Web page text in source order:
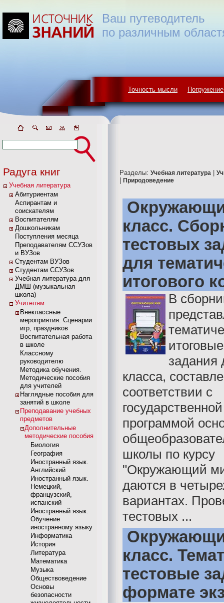
Точность мысли Погружение
Ваш путеводитель
по различным
Радуга книг
Учебная литература
Абитуриентам
Аспирантам и
соискателям
Воспитателям
Дошкольникам
Поступления месяца
Преподавателям ССУЗов
и ВУЗов
Студентам ВУЗов
Студентам ССУЗов
Учебная литература для
ДМШ (музыкальная
школа)
Учителям
Внеклассные
мероприятия. Сценарии
игр, праздников
Воспитательная работа
в школе
Классному
руководителю
Методика обучения.
Методические пособия
для учителей
Наглядные пособия для
занятий в школе
Преподавание учебных
предметов
Дополнительные
методические пособия
Биология
География
Иностранный язык.
Английский
Иностранный язык.
Немецкий,
французский,
испанский
Иностранный язык.
Обучение
иностранному языку
Информатика
История
Литература
Математика
Музыка
Обществоведение
Основы
безопасности
Разделы: Учебная литература
Природоведение
класс.
тестовых
для
итогового
В
задания
класса,
соответствии с
государственной
программой
школы по курсу
"Окружающий
даются в
вариантах.
тестовых ...
класс.
тестовые
формате